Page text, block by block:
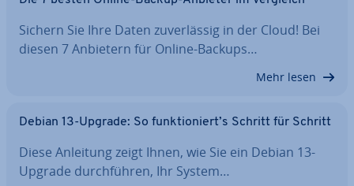
Sichern Sie Ihre Daten zu­ver­läs­sig in der Cloud! Bei
diesen 7 Anbietern für Online-Backups…
Mehr lesen
Debian 13-Upgrade: So funk­tio­niert’s Schritt für Schritt
Diese Anleitung zeigt Ihnen, wie Sie ein Debian 13-
Upgrade durch­füh­ren, Ihr System…